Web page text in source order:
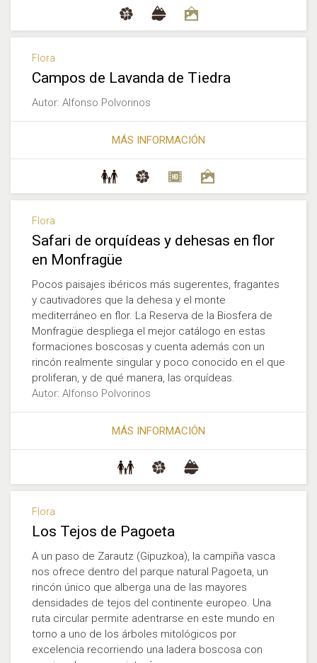
Flora
Campos de Lavanda de Tiedra
Autor: Alfonso Polvorinos
MÁS INFORMACIÓN
Flora
Safari de orquídeas y dehesas en flor
en Monfragüe
Pocos paisajes ibéricos más sugerentes, fragantes
y cautivadores que la dehesa y el monte
mediterráneo en flor. La Reserva de la Biosfera de
Monfragüe despliega el mejor catálogo en estas
formaciones boscosas y cuenta además con un
rincón realmente singular y poco conocido en el que
proliferan, y de qué manera, las orquídeas.
Autor: Alfonso Polvorinos
MÁS INFORMACIÓN
Flora
Los Tejos de Pagoeta
A un paso de Zarautz (Gipuzkoa), la campiña vasca
nos ofrece dentro del parque natural Pagoeta, un
rincón único que alberga una de las mayores
densidades de tejos del continente europeo. Una
ruta circular permite adentrarse en este mundo en
torno a uno de los árboles mitológicos por
excelencia recorriendo una ladera boscosa con